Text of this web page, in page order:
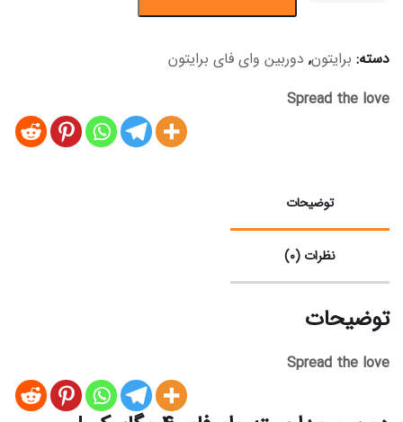
دسته: برایتون, دوربین وای فای برایتون
Spread the love
توضیحات
نظرات (0)
توضیحات
Spread the love